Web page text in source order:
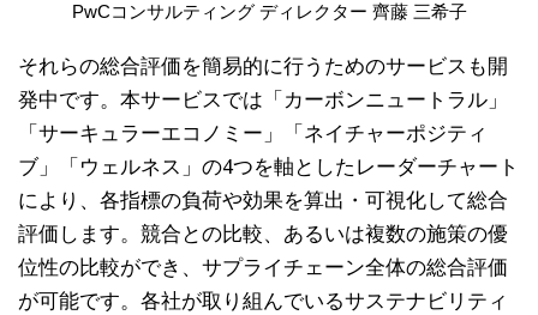
PwCコンサルティング ディレクター 齊藤 三希子
それらの総合評価を簡易的に行うためのサービスも開
発中です。本サービスでは「カーボンニュートラル」
「サーキュラーエコノミー」「ネイチャーポジティ
ブ」「ウェルネス」の4つを軸としたレーダーチャート
により、各指標の負荷や効果を算出・可視化して総合
評価します。競合との比較、あるいは複数の施策の優
位性の比較ができ、サプライチェーン全体の総合評価
が可能です。各社が取り組んでいるサステナビリティ